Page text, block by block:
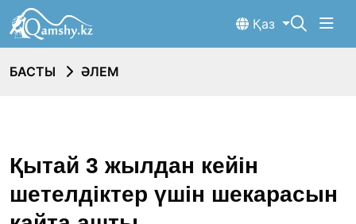
Қаз
БАСТЫ ӘЛЕМ
Қытай 3 жылдан кейін
шетелдіктер үшін шекарасын